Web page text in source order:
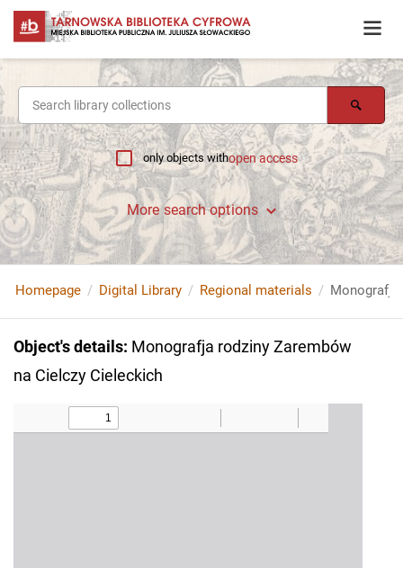
only objects withopen access
More search options
Homepage Digital Library Regional materials
Object's details: Monografja rodziny Zarembów
na Cielczy Cieleckich